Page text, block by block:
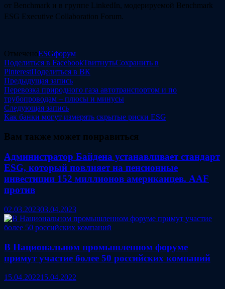
от Benchmark и в группе LinkedIn, модерируемой Benchmark
ESG Executive Collaboration Forum.
ОтмеченоESGфорум
Поделиться в FacebookТвитнутьСохранить в
PinterestПоделиться в ВК
Навигация
по
записям
Предыдущая записьПредыдущая
запись:
Перевозка природного газа автотранспортом и по
трубопроводам – плюсы и минусы
Следующая записьСледующая
запись:
Как банки могут измерять скрытые риски ESG
Вам также может понравиться
Администратор Байдена устанавливает стандарт
ESG, который повлияет на пенсионные
инвестиции 152 миллионов американцев. AAF
против
02.03.202303.04.2023
В Национальном промышленном форуме
примут участие более 50 российских компаний
15.04.202215.04.2022